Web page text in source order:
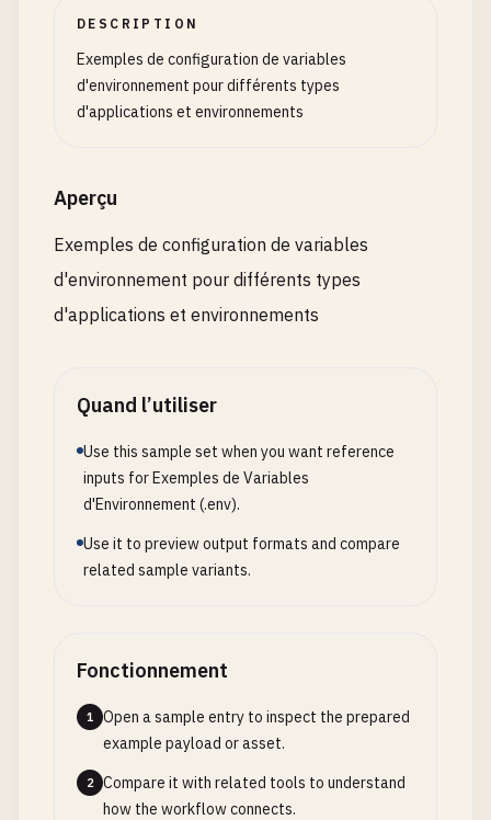
DESCRIPTION
Exemples de configuration de variables
d'environnement pour différents types
d'applications et environnements
Aperçu
Exemples de configuration de variables
d'environnement pour différents types
d'applications et environnements
Quand l’utiliser
Use this sample set when you want reference
inputs for Exemples de Variables
d'Environnement (.env).
Use it to preview output formats and compare
related sample variants.
Fonctionnement
1
Open a sample entry to inspect the prepared
example payload or asset.
2
Compare it with related tools to understand
how the workflow connects.